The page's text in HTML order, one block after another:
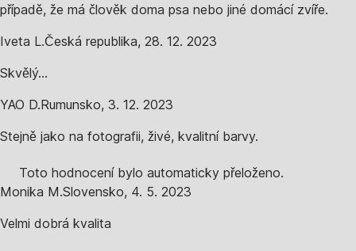
případě, že má člověk doma psa nebo jiné domácí zvíře.
Iveta L.Česká republika, 28. 12. 2023
Skvělý...
YAO D.Rumunsko, 3. 12. 2023
Stejně jako na fotografii, živé, kvalitní barvy.
Toto hodnocení bylo automaticky přeloženo.
Monika M.Slovensko, 4. 5. 2023
Velmi dobrá kvalita